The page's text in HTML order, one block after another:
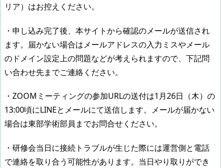
リア）はお控えください。
・申し込み完了後、本サイトから確認のメールが送信され
ます。届かない場合はメールアドレスの入力ミスやメール
のドメイン設定上の問題などが考えられますので、下記問
い合わせ先までご連絡ください。
・ZOOMミーティングの参加URLの送付は1月26日（木）の
13:00頃にLINEとメールにて送信します。メールが届かない
場合は東部学術部員までお問合せください。
・研修会当日に接続トラブルが生じた際には運営側と電話
で連絡を取り合う可能性があります。当日やり取りができ